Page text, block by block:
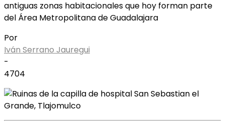
antiguas zonas habitacionales que hoy forman parte
del Área Metropolitana de Guadalajara
Por
Iván Serrano Jauregui
-
4704